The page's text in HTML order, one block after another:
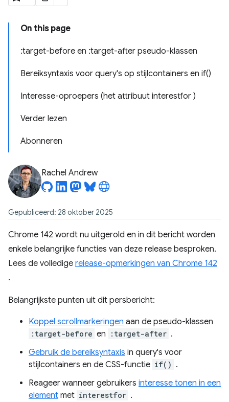
On this page
:target-before en :target-after pseudo-klassen
Bereiksyntaxis voor query's op stijlcontainers en if()
Interesse-oproepers (het attribuut interestfor )
Verder lezen
Abonneren
Rachel Andrew
Gepubliceerd: 28 oktober 2025
Chrome 142 wordt nu uitgerold en in dit bericht worden
enkele belangrijke functies van deze release besproken.
Lees de volledige release-opmerkingen van Chrome 142
.
Belangrijkste punten uit dit persbericht:
Koppel scrollmarkeringen aan de pseudo-klassen
:target-before en :target-after .
Gebruik de bereiksyntaxis in query's voor
stijlcontainers en de CSS-functie if() .
Reageer wanneer gebruikers interesse tonen in een
element met interestfor .